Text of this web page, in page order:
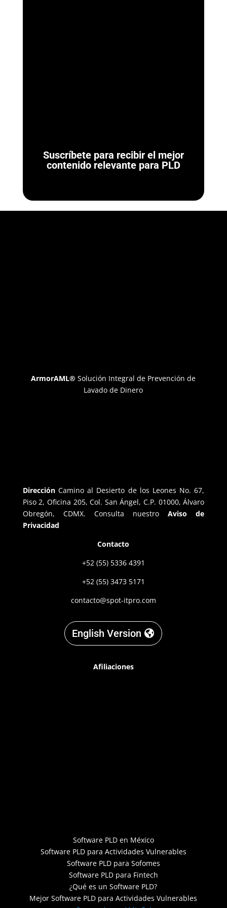
Suscríbete para recibir el mejor
contenido relevante para PLD
ArmorAML® Solución Integral de Prevención de
Lavado de Dinero
Dirección Camino al Desierto de los Leones No. 67,
Piso 2, Oficina 205, Col. San Ángel, C.P. 01000, Álvaro
Obregón, CDMX. Consulta nuestro
Aviso de
Privacidad
Contacto
+52 (55) 5336 4391
+52 (55) 3473 5171
contacto@spot-itpro.com
English Version
Afiliaciones
Software PLD en México
Software PLD para Actividades Vulnerables
Software PLD para Sofomes
Software PLD para Fintech
¿Qué es un Software PLD?
Mejor Software PLD para Actividades Vulnerables